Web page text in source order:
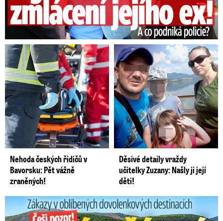
Nehoda českých řidičů v
Bavorsku: Pět vážně
zraněných!
Děsivé detaily vraždy
učitelky Zuzany: Našly ji její
děti!
Zákazy v dovolenkových rájích: Restrikce proti naháčům!